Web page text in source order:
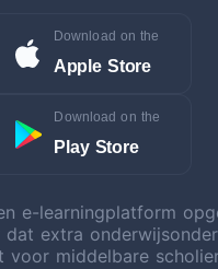
Download on the
Apple Store
Download on the
Play Store
e-learningplatform
dat extra
voor middelbare